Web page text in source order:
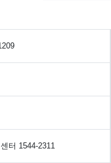
터 1544-2311